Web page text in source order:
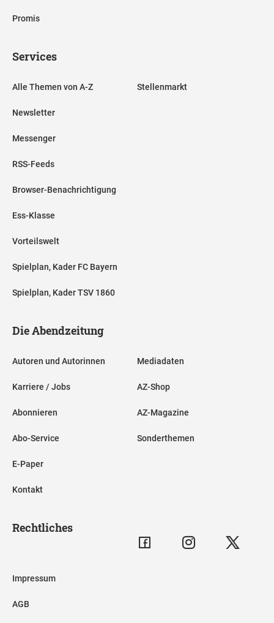
Promis
Services
Alle Themen von A-Z
Newsletter
Messenger
RSS-Feeds
Browser-Benachrichtigung
Ess-Klasse
Vorteilswelt
Spielplan, Kader FC Bayern
Spielplan, Kader TSV 1860
Stellenmarkt
Die Abendzeitung
Autoren und Autorinnen
Karriere / Jobs
Abonnieren
Abo-Service
E-Paper
Kontakt
Mediadaten
AZ-Shop
AZ-Magazine
Sonderthemen
Rechtliches
Impressum
AGB